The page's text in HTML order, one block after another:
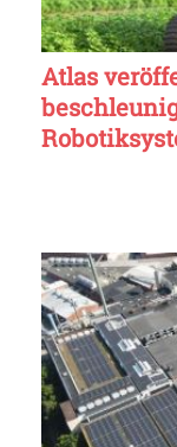
Atlas